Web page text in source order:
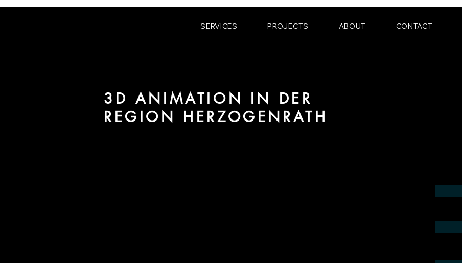
SERVICES PROJECTS ABOUT CONTACT
3D ANIMATION IN DER
REGION HERZOGENRATH